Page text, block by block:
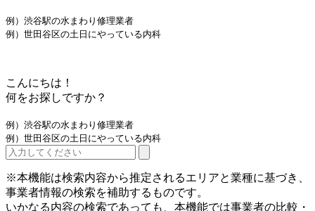
例）渋谷駅の水まわり修理業者
例）世田谷区の土日にやっている内科
こんにちは！
何をお探しですか？
例）渋谷駅の水まわり修理業者
例）世田谷区の土日にやっている内科
※本機能は検索内容から推定されるエリアと業種に基づき、
事業者情報の検索を補助するものです。
いかなる内容の検索であっても、本機能では事業者の比較・